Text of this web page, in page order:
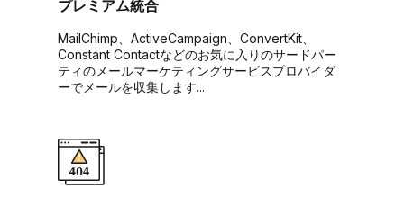
プレミアム統合
MailChimp、ActiveCampaign、ConvertKit、
Constant Contactなどのお気に入りのサードパー
ティのメールマーケティングサービスプロバイダ
ーでメールを収集します...